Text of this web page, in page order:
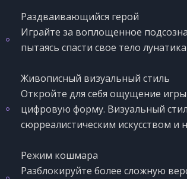
Раздваивающийся герой
Играйте за воплощенное
пытаясь спасти свое тело
Живописный визуальный стиль
Откройте для себя ощущение
цифровую форму. Визуальный
сюрреалистическим искусством
Режим кошмара
Pазблокируйте более сложную